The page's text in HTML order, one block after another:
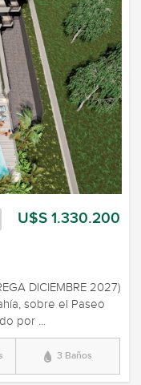
U$S 1.330.200
DICIEMBRE 2027)
sobre el Paseo
por ...
3 Baños